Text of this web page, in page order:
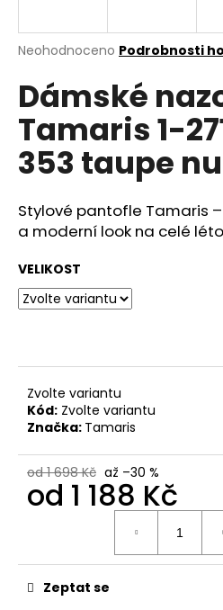
Průměrné
produktu
je
0,0
5
hvězdiček.
Neohodnoceno Podrobnosti
Dámské
Tamaris 1-
353 taupe
Stylové pantofle Tamaris
a moderní look na celé
VELIKOST
Zvolte variantu
Kód: Zvolte variantu
Značka: Tamaris
od 1 698 Kč až –30 %
od 1 188 Kč
Zeptat se
j
t
?
HLEDAT
D
o
r
u
č
u
e
m
e